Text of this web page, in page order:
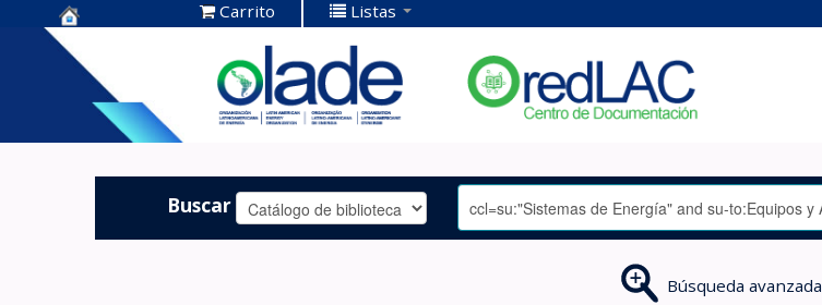
Centro de
Documentación
OLADE -
Carrito Listas
Buscar
Búsqueda avanzada